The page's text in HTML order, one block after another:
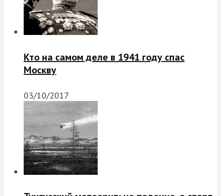
Кто на самом деле в 1941 году спас
Москву
03/10/2017